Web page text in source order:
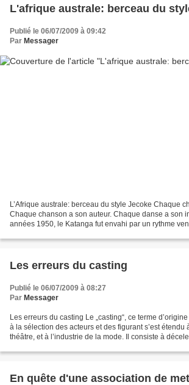
L'afrique australe: berceau du
Publié le 06/07/2009 à 09:42
Par Messager
L’Afrique australe: berceau du style Jecoke Chaque
Chaque chanson a son auteur. Chaque danse a son
années 1950, le Katanga fut envahi par un rythme
Les erreurs du casting
Publié le 06/07/2009 à 08:27
Par Messager
Les erreurs du casting Le „casting“, ce terme
à la sélection des acteurs et des figurant s’est étendu
théâtre, et à l’industrie de la mode. Il consiste à
En quête d'une association de